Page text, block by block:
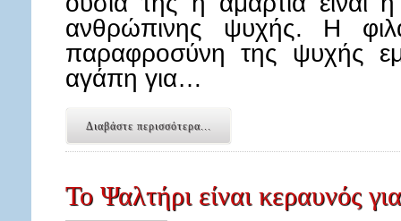
ανθρώπινης ψυχής. Η
παραφροσύνη της ψυχής
αγάπη για…
Διαβάστε περισσότερα...
Το Ψαλτήρι είναι κεραυνός